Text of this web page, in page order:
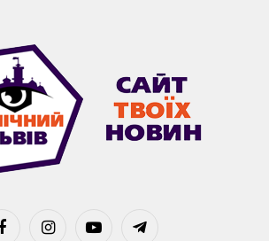
FacebookInstagramYouTubeTelegram